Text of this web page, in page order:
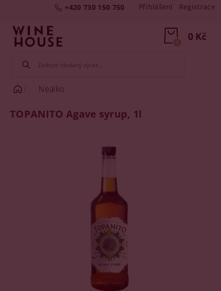
+420 730 150 750 Přihlášení Registrace
0 Kč
0
Nealko
TOPANITO Agave syrup, 1l